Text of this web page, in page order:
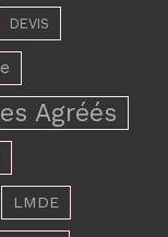
DEVIS
Agréés
LMDE